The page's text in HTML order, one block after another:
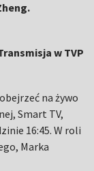
w TVP
na żywo
Smart TV,
16:45. W roli
Marka